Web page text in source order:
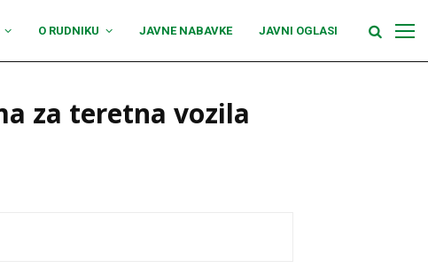
O RUDNIKU JAVNE NABAVKE JAVNI OGLASI
za teretna vozila